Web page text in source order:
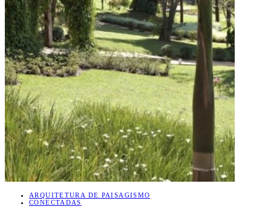
ARQUITETURA DE PAISAGISMO
CONECTADAS